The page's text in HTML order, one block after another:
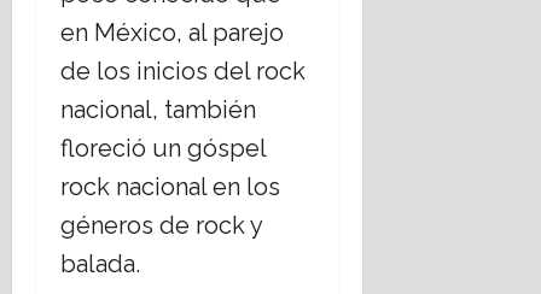
en México, al parejo
de los inicios del rock
nacional, también
floreció un góspel
rock nacional en los
géneros de rock y
balada.